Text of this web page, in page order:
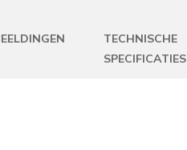
TECHNISCHE
SPECIFICATIES